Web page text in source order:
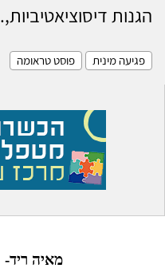
הגנות
פגיעה מינית פוסט טראומה
מאיה